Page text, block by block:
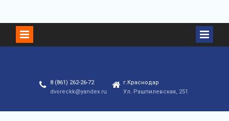
8 (861) 262-26-72
dvoreckk@yandex.ru
г.Краснодар
Ул. Рашпилевская, 251